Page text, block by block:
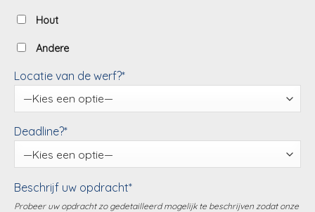
Hout
Andere
Locatie van de werf?*
Deadline?*
Beschrijf uw opdracht*
Probeer uw opdracht zo gedetailleerd mogelijk te beschrijven zodat onze